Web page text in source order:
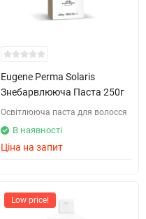
Eugene Perma Solaris
Знебарвлююча Паста 250г
Освітлююча паста для волосся
В наявності
Ціна на запит
Low price!